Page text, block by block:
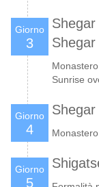
Giorno
3
Shegar
Sunrise
Giorno
4
Giorno
5